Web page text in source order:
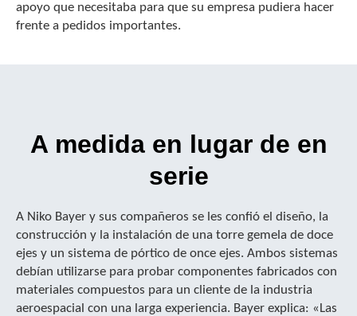
apoyo que necesitaba para que su empresa pudiera hacer
frente a pedidos importantes.
A medida en lugar de en
serie
A Niko Bayer y sus compañeros se les confió el diseño, la
construcción y la instalación de una torre gemela de doce
ejes y un sistema de pórtico de once ejes. Ambos sistemas
debían utilizarse para probar componentes fabricados con
materiales compuestos para un cliente de la industria
aeroespacial con una larga experiencia. Bayer explica: «Las